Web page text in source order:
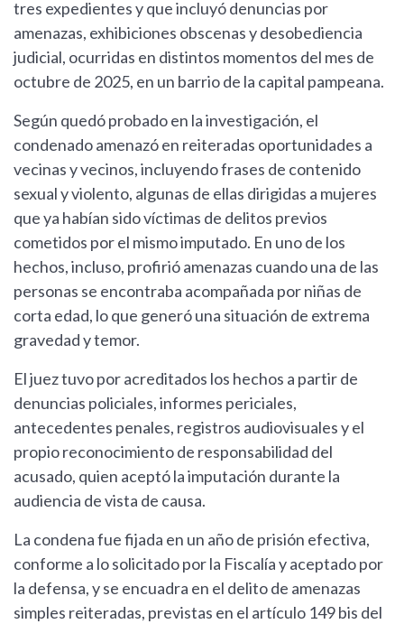
tres expedientes y que incluyó denuncias por
amenazas, exhibiciones obscenas y desobediencia
judicial, ocurridas en distintos momentos del mes de
octubre de 2025, en un barrio de la capital pampeana.
Según quedó probado en la investigación, el
condenado amenazó en reiteradas oportunidades a
vecinas y vecinos, incluyendo frases de contenido
sexual y violento, algunas de ellas dirigidas a mujeres
que ya habían sido víctimas de delitos previos
cometidos por el mismo imputado. En uno de los
hechos, incluso, profirió amenazas cuando una de las
personas se encontraba acompañada por niñas de
corta edad, lo que generó una situación de extrema
gravedad y temor.
El juez tuvo por acreditados los hechos a partir de
denuncias policiales, informes periciales,
antecedentes penales, registros audiovisuales y el
propio reconocimiento de responsabilidad del
acusado, quien aceptó la imputación durante la
audiencia de vista de causa.
La condena fue fijada en un año de prisión efectiva,
conforme a lo solicitado por la Fiscalía y aceptado por
la defensa, y se encuadra en el delito de amenazas
simples reiteradas, previstas en el artículo 149 bis del